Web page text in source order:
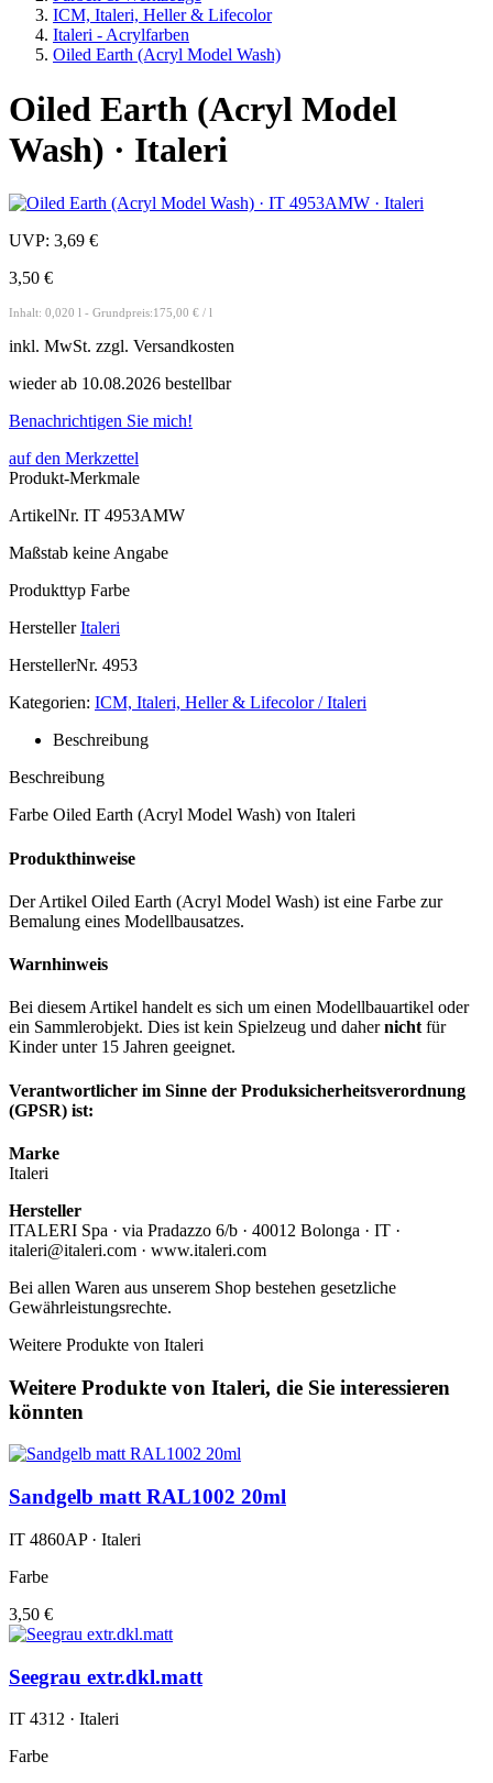
ICM, Italeri, Heller & Lifecolor
Italeri - Acrylfarben
Oiled Earth (Acryl Model Wash)
Oiled Earth (Acryl Model
Wash) · Italeri
UVP: 3,69 €
3,50 €
Inhalt: 0,020 l - Grundpreis:175,00 € / l
inkl. MwSt. zzgl. Versandkosten
wieder ab 10.08.2026 bestellbar
Benachrichtigen Sie mich!
auf den Merkzettel
Produkt-Merkmale
ArtikelNr. IT 4953AMW
Maßstab keine Angabe
Produkttyp Farbe
Hersteller Italeri
HerstellerNr. 4953
Kategorien: ICM, Italeri, Heller & Lifecolor / Italeri
Beschreibung
Beschreibung
Farbe Oiled Earth (Acryl Model Wash) von Italeri
Produkthinweise
Der Artikel Oiled Earth (Acryl Model Wash) ist eine Farbe zur
Bemalung eines Modellbausatzes.
Warnhinweis
Bei diesem Artikel handelt es sich um einen Modellbauartikel oder
ein Sammlerobjekt. Dies ist kein Spielzeug und dahernicht für
Kinder unter 15 Jahren geeignet.
Verantwortlicher im Sinne der Produksicherheitsverordnung
(GPSR) ist:
Marke
Italeri
Hersteller
ITALERI Spa · via Pradazzo 6/b · 40012 Bolonga · IT ·
italeri@italeri.com · www.italeri.com
Bei allen Waren aus unserem Shop bestehen gesetzliche
Gewährleistungsrechte.
Weitere Produkte von Italeri
Weitere Produkte von Italeri, die Sie interessieren
könnten
Sandgelb matt RAL1002 20ml
IT 4860AP · Italeri
Farbe
3,50 €
Seegrau extr.dkl.matt
IT 4312 · Italeri
Farbe